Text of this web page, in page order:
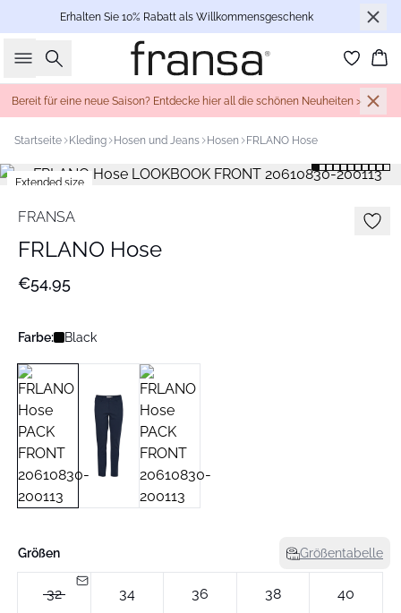
Erhalten Sie 10% Rabatt als Willkommensgeschenk
Suche
Bereit für eine neue Saison? Entdecke hier all die schönen Neuheiten >
Startseite Kleding Hosen und Jeans Hosen FRLANO Hose
Extended size
FRANSA
FRLANO Hose
€54,95
Farbe: Black
Größen Größentabelle
32 34 36 38 40